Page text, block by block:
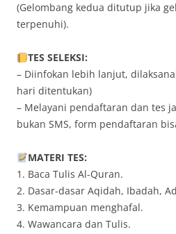
(Gelombang kedua ditutup jika
terpenuhi).
TES SELEKSI:
– Diinfokan lebih lanjut,
hari ditentukan)
– Melayani pendaftaran dan tes
bukan SMS, form pendaftaran
MATERI TES:
1. Baca Tulis Al-Quran.
2. Dasar-dasar Aqidah, Ibadah,
3. Kemampuan menghafal.
4. Wawancara dan Tulis.